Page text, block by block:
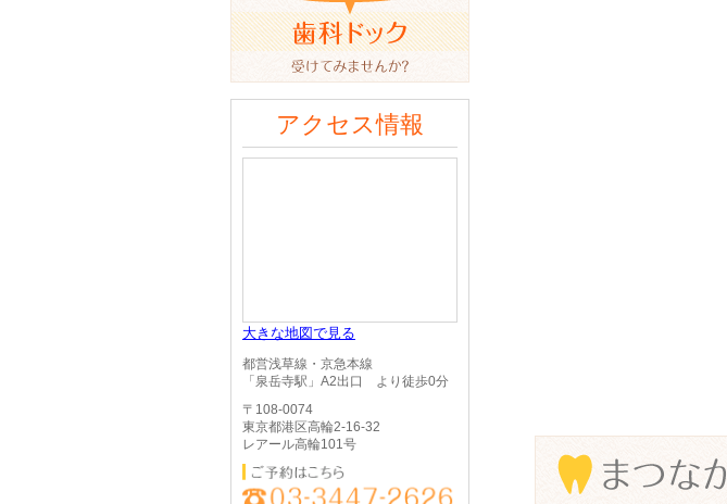
アクセス情報
大きな地図で見る
都営浅草線・京急本線
「泉岳寺駅」A2出口 より徒歩0分
〒108-0074
東京都港区高輪2-16-32
レアール高輪101号